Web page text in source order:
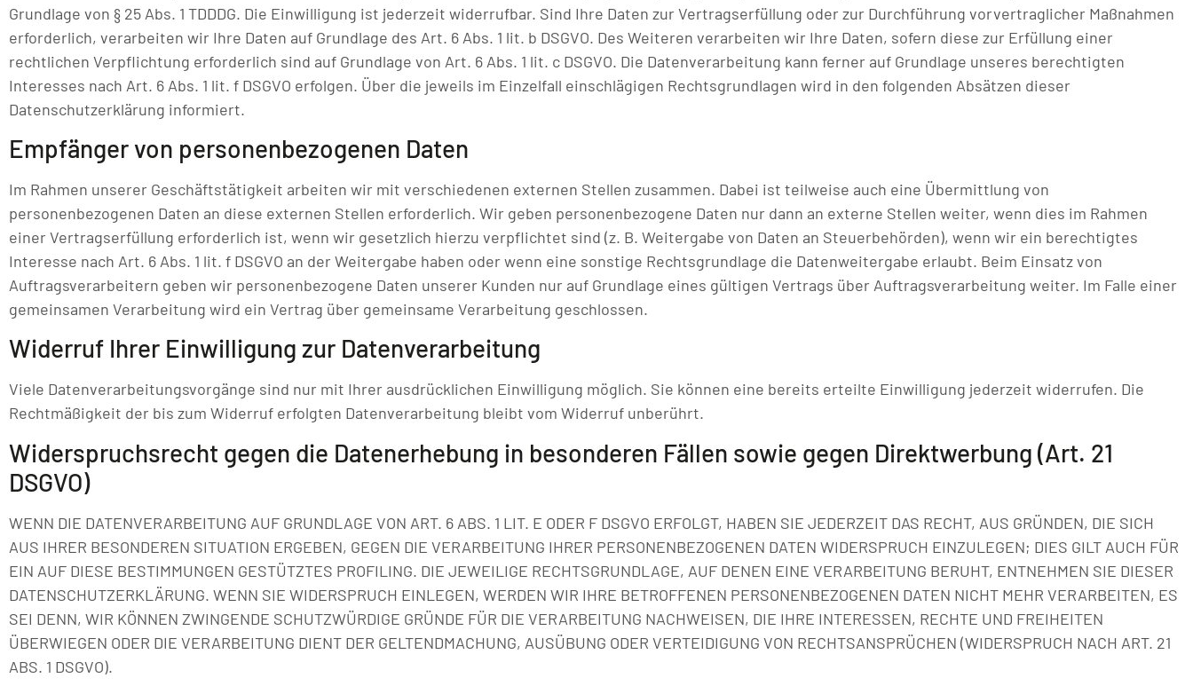
Grundlage von § 25 Abs. 1 TDDDG. Die Einwilligung ist jederzeit widerrufbar. Sind Ihre Daten zur Vertragserfüllung oder zur Durchführung vorvertraglicher Maßnahmen
erforderlich, verarbeiten wir Ihre Daten auf Grundlage des Art. 6 Abs. 1 lit. b DSGVO. Des Weiteren verarbeiten wir Ihre Daten, sofern diese zur Erfüllung einer
rechtlichen Verpflichtung erforderlich sind auf Grundlage von Art. 6 Abs. 1 lit. c DSGVO. Die Datenverarbeitung kann ferner auf Grundlage unseres berechtigten
Interesses nach Art. 6 Abs. 1 lit. f DSGVO erfolgen. Über die jeweils im Einzelfall einschlägigen Rechtsgrundlagen wird in den folgenden Absätzen dieser
Datenschutzerklärung informiert.
Empfänger von personenbezogenen Daten
Im Rahmen unserer Geschäftstätigkeit arbeiten wir mit verschiedenen externen Stellen zusammen. Dabei ist teilweise auch eine Übermittlung von
personenbezogenen Daten an diese externen Stellen erforderlich. Wir geben personenbezogene Daten nur dann an externe Stellen weiter, wenn dies im Rahmen
einer Vertragserfüllung erforderlich ist, wenn wir gesetzlich hierzu verpflichtet sind (z. B. Weitergabe von Daten an Steuerbehörden), wenn wir ein berechtigtes
Interesse nach Art. 6 Abs. 1 lit. f DSGVO an der Weitergabe haben oder wenn eine sonstige Rechtsgrundlage die Datenweitergabe erlaubt. Beim Einsatz von
Auftragsverarbeitern geben wir personenbezogene Daten unserer Kunden nur auf Grundlage eines gültigen Vertrags über Auftragsverarbeitung weiter. Im Falle einer
gemeinsamen Verarbeitung wird ein Vertrag über gemeinsame Verarbeitung geschlossen.
Widerruf Ihrer Einwilligung zur Datenverarbeitung
Viele Datenverarbeitungsvorgänge sind nur mit Ihrer ausdrücklichen Einwilligung möglich. Sie können eine bereits erteilte Einwilligung jederzeit widerrufen. Die
Rechtmäßigkeit der bis zum Widerruf erfolgten Datenverarbeitung bleibt vom Widerruf unberührt.
Widerspruchsrecht gegen die Datenerhebung in besonderen Fällen sowie gegen Direktwerbung (Art. 21
DSGVO)
WENN DIE DATENVERARBEITUNG AUF GRUNDLAGE VON ART. 6 ABS. 1 LIT. E ODER F DSGVO ERFOLGT, HABEN SIE JEDERZEIT DAS RECHT, AUS GRÜNDEN, DIE SICH
AUS IHRER BESONDEREN SITUATION ERGEBEN, GEGEN DIE VERARBEITUNG IHRER PERSONENBEZOGENEN DATEN WIDERSPRUCH EINZULEGEN; DIES GILT AUCH FÜR
EIN AUF DIESE BESTIMMUNGEN GESTÜTZTES PROFILING. DIE JEWEILIGE RECHTSGRUNDLAGE, AUF DENEN EINE VERARBEITUNG BERUHT, ENTNEHMEN SIE DIESER
DATENSCHUTZERKLÄRUNG. WENN SIE WIDERSPRUCH EINLEGEN, WERDEN WIR IHRE BETROFFENEN PERSONENBEZOGENEN DATEN NICHT MEHR VERARBEITEN, ES
SEI DENN, WIR KÖNNEN ZWINGENDE SCHUTZWÜRDIGE GRÜNDE FÜR DIE VERARBEITUNG NACHWEISEN, DIE IHRE INTERESSEN, RECHTE UND FREIHEITEN
ÜBERWIEGEN ODER DIE VERARBEITUNG DIENT DER GELTENDMACHUNG, AUSÜBUNG ODER VERTEIDIGUNG VON RECHTSANSPRÜCHEN (WIDERSPRUCH NACH ART. 21
ABS. 1 DSGVO).